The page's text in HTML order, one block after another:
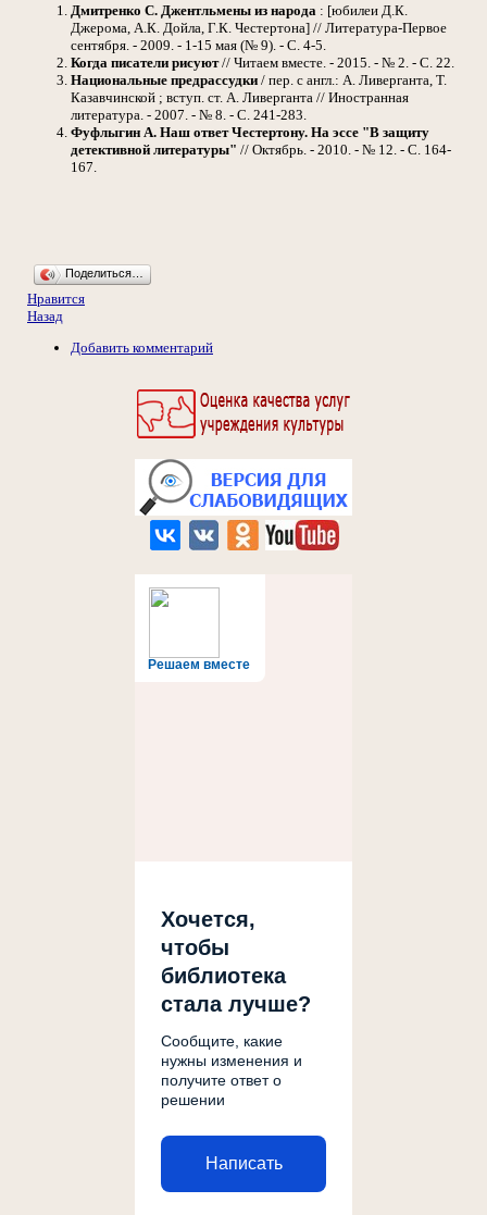
Решаем вместе
Хочется,
чтобы
библиотека
стала лучше?
Сообщите, какие
нужны изменения и
получите ответ о
решении
Написать
Дмитренко С. Джентльмены из народа : [юбилеи Д.К.
Джерома, А.К. Дойла, Г.К. Честертона] // Литература-Первое
сентября. - 2009. - 1-15 мая (№ 9). - С. 4-5.
Когда писатели рисуют// Читаем вместе. - 2015. - № 2. - С. 22.
Национальные предрассудки / пер. с англ.: А. Ливерганта, Т.
Казавчинской ; вступ. ст. А. Ливерганта // Иностранная
литература. - 2007. - № 8. - С. 241-283.
Фуфлыгин А. Наш ответ Честертону. На эссе "В защиту
детективной литературы" // Октябрь. - 2010. - № 12. - С. 164-
167.
Поделиться…
Нравится
Назад
Добавить комментарий